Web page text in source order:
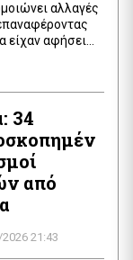
αλλαγές
είχαν αφήσει
34
από
21:43